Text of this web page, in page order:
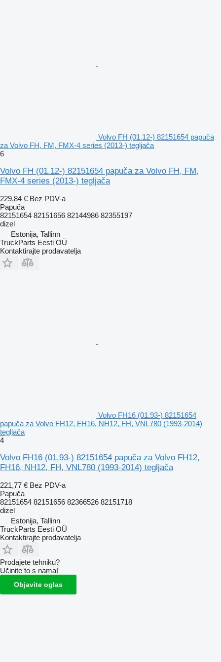
Volvo FH (01.12-) 82151654 papuča
za Volvo FH, FM, FMX-4 series (2013-) tegljača
6
Volvo FH (01.12-) 82151654 papuča za Volvo FH, FM,
FMX-4 series (2013-) tegljača
229,84 € Bez PDV-a
Papuča
82151654 82151656 82144986 82355197
dizel
Estonija, Tallinn
TruckParts Eesti OÜ
Kontaktirajte prodavatelja
Volvo FH16 (01.93-) 82151654
papuča za Volvo FH12, FH16, NH12, FH, VNL780 (1993-2014)
tegljača
4
Volvo FH16 (01.93-) 82151654 papuča za Volvo FH12,
FH16, NH12, FH, VNL780 (1993-2014) tegljača
221,77 € Bez PDV-a
Papuča
82151654 82151656 82366526 82151718
dizel
Estonija, Tallinn
TruckParts Eesti OÜ
Kontaktirajte prodavatelja
Prodajete tehniku?
Učinite to s nama!
Objavite oglas